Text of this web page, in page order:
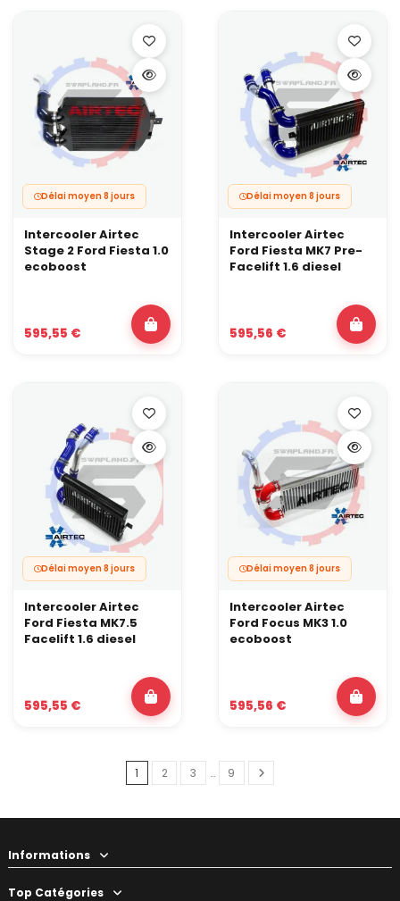
Délai moyen 8 jours
Intercooler Airtec
Stage 2 Ford Fiesta 1.0
ecoboost
595,55 €
Délai moyen 8 jours
Intercooler Airtec
Ford Fiesta MK7 Pre-
Facelift 1.6 diesel
595,56 €
Délai moyen 8 jours
Intercooler Airtec
Ford Fiesta MK7.5
Facelift 1.6 diesel
595,55 €
Délai moyen 8 jours
Intercooler Airtec
Ford Focus MK3 1.0
ecoboost
595,56 €
1 2 3 … 9
Informations
Top Catégories